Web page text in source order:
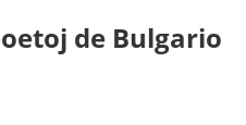
de Bulgario